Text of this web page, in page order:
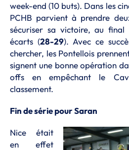
week-end (10 buts). Dans les
PCHB parvient à prendre
sécuriser sa victoire, au
écarts (28-29). Avec ce
chercher, les Pontellois
signent une bonne opération
offs en empêchant le
classement.
Fin de série pour Saran
Nice était
en effet